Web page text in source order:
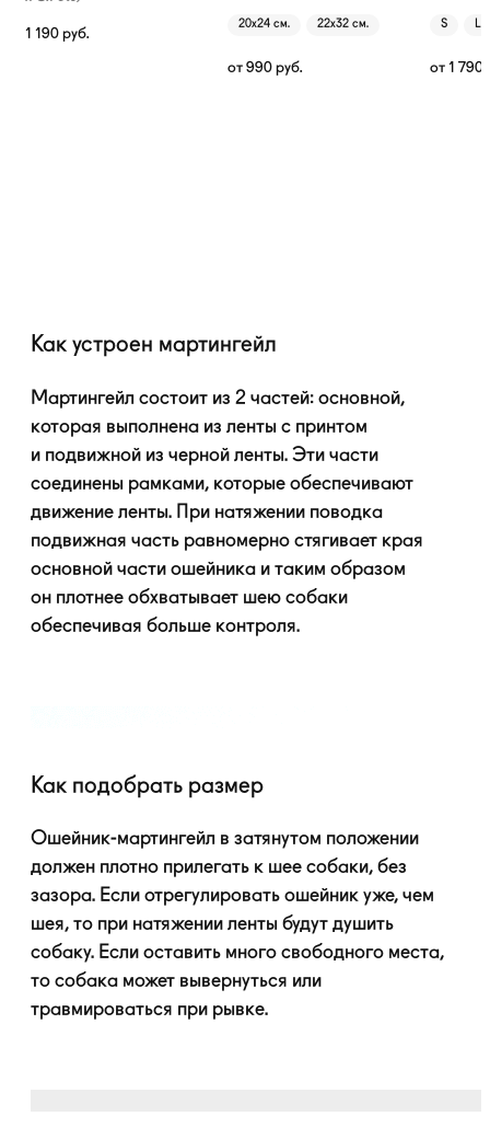
1 190 руб.
20х24 см. 22х32 см.
от 990 руб.
S L
от 1 790
Как устроен мартингейл
Мартингейл состоит из 2 частей: основной,
которая выполнена из ленты с принтом
и подвижной из черной ленты. Эти части
соединены рамками, которые обеспечивают
движение ленты. При натяжении поводка
подвижная часть равномерно стягивает края
основной части ошейника и таким образом
он плотнее обхватывает шею собаки
обеспечивая больше контроля.
Как подобрать размер
Ошейник-мартингейл в затянутом положении
должен плотно прилегать к шее собаки, без
зазора. Если отрегулировать ошейник уже, чем
шея, то при натяжении ленты будут душить
собаку. Если оставить много свободного места,
то собака может вывернуться или
травмироваться при рывке.